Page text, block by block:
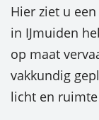
Hier ziet u
in IJmuiden
op maat
vakkundig
licht en